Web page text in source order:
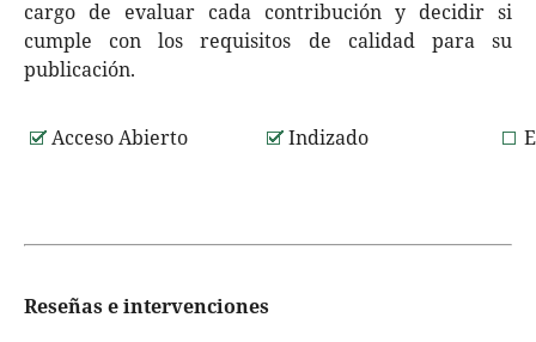
cargo de evaluar cada contribución y decidir si
cumple con los requisitos de calidad para su
publicación.
Acceso Abierto Indizado
Reseñas e intervenciones